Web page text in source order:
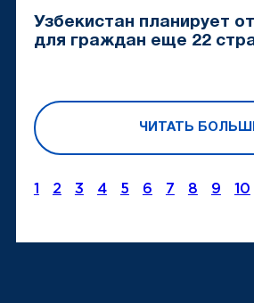
Узбекистан планирует
для граждан еще 22
ЧИТАТЬ
1 2 3 4 5 6 7 8 9 10